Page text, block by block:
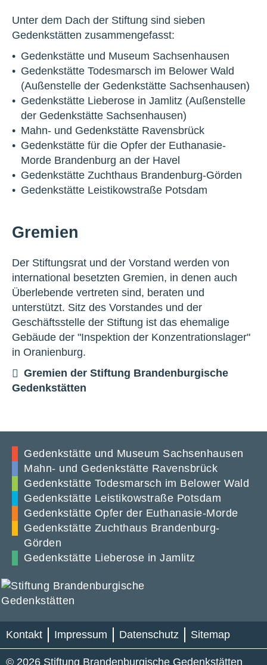
Unter dem Dach der Stiftung sind sieben
Gedenkstätten zusammengefasst:
Gedenkstätte und Museum Sachsenhausen
Gedenkstätte Todesmarsch im Belower Wald
(Außenstelle der Gedenkstätte Sachsenhausen)
Gedenkstätte Lieberose in Jamlitz (Außenstelle
der Gedenkstätte Sachsenhausen)
Mahn- und Gedenkstätte Ravensbrück
Gedenkstätte für die Opfer der Euthanasie-
Morde Brandenburg an der Havel
Gedenkstätte Zuchthaus Brandenburg-Görden
Gedenkstätte Leistikowstraße Potsdam
Gremien
Der Stiftungsrat und der Vorstand werden von
international besetzten Gremien, in denen auch
Überlebende vertreten sind, beraten und
unterstützt. Sitz des Vorstandes und der
Geschäftsstelle der Stiftung ist das ehemalige
Gebäude der "Inspektion der Konzentrationslager"
in Oranienburg.
Gremien der Stiftung Brandenburgische
Gedenkstätten
Gedenkstätte und Museum Sachsenhausen
Mahn- und Gedenkstätte Ravensbrück
Gedenkstätte Todesmarsch im Belower Wald
Gedenkstätte Leistikowstraße Potsdam
Gedenkstätte Opfer der Euthanasie-Morde
Gedenkstätte Zuchthaus Brandenburg-
Görden
Gedenkstätte Lieberose in Jamlitz
Kontakt Impressum Datenschutz Sitemap
© 2026 Stiftung Brandenburgische Gedenkstätten